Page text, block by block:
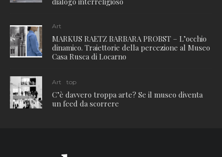
Art
MARKUS RAETZ BARBARA PROBST – L’occhio
dinamico. Traiettorie della percezione al Museo
Casa Rusca di Locarno
Art top
C’è davvero troppa arte? Se il museo diventa
un feed da scorrere